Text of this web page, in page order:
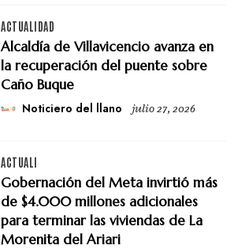
ACTUALIDAD
Alcaldía de Villavicencio avanza en
la recuperación del puente sobre
Caño Buque
Noticiero del llano julio 27, 2026
ACTUALI
Gobernación del Meta invirtió más
de $4.000 millones adicionales
para terminar las viviendas de La
Morenita del Ariari